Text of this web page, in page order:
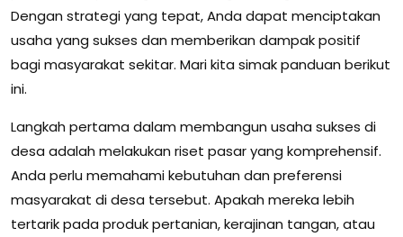
Dengan strategi yang tepat, Anda dapat menciptakan
usaha yang sukses dan memberikan dampak positif
bagi masyarakat sekitar. Mari kita simak panduan berikut
ini.
Langkah pertama dalam membangun usaha sukses di
desa adalah melakukan riset pasar yang komprehensif.
Anda perlu memahami kebutuhan dan preferensi
masyarakat di desa tersebut. Apakah mereka lebih
tertarik pada produk pertanian, kerajinan tangan, atau